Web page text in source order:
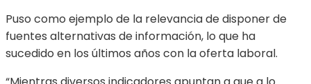
Puso como ejemplo de la relevancia de disponer de
fuentes alternativas de información, lo que ha
sucedido en los últimos años con la oferta laboral.